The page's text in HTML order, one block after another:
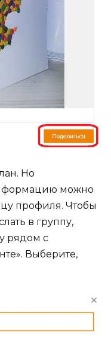
Но
можно
профиля. Чтобы
в группу,
рядом с
Выберите,